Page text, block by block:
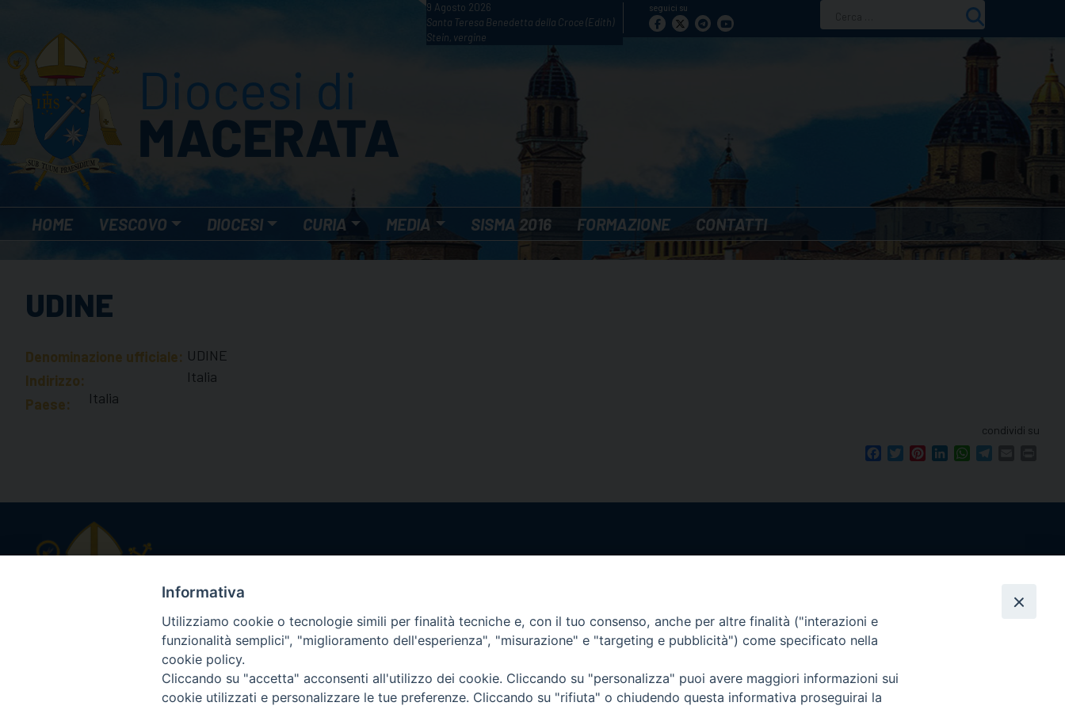
content
9 Agosto 2026
Santa Teresa Benedetta della Croce (Edith)
Stein, vergine
seguici su
per:
HOME VESCOVO DIOCESI CURIA MEDIA SISMA 2016 FORMAZIONE CONTATTI
UDINE
Denominazione ufficiale: UDINE
Indirizzo:
Italia
Paese:
Italia
condividi su
FacebookTwitterPinterestLinkedInWhatsApp
Piazza San Vincenzo Strambi 3, 62100 – Macerata (MC)
Email: info@diocesimacerata.it
PEC: diocesimacerata@pec.chiesacattolica.it
Comunicazioni urgenti WhatsApp:
Ricerca
per:
Informativa
Utilizziamo cookie o tecnologie simili per finalità tecniche e, con il tuo consenso, anche per altre finalità ("interazioni e
funzionalità semplici", "miglioramento dell'esperienza", "misurazione" e "targeting e pubblicità") come specificato nella
cookie policy.
Cliccando su "accetta" acconsenti all'utilizzo dei cookie. Cliccando su "personalizza" puoi avere maggiori informazioni sui
cookie utilizzati e personalizzare le tue preferenze. Cliccando su "rifiuta" o chiudendo questa informativa proseguirai la